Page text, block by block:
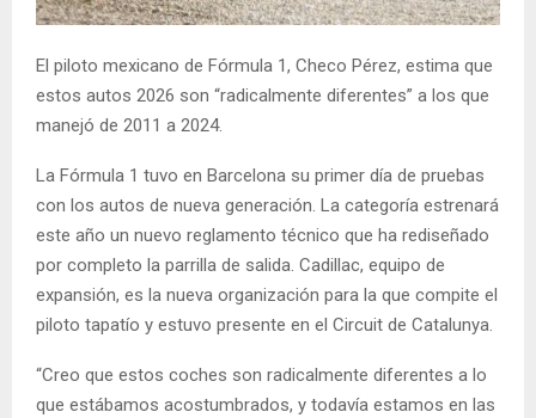
El piloto mexicano de Fórmula 1, Checo Pérez, estima que
estos autos 2026 son “radicalmente diferentes” a los que
manejó de 2011 a 2024.
La Fórmula 1 tuvo en Barcelona su primer día de pruebas
con los autos de nueva generación. La categoría estrenará
este año un nuevo reglamento técnico que ha rediseñado
por completo la parrilla de salida. Cadillac, equipo de
expansión, es la nueva organización para la que compite el
piloto tapatío y estuvo presente en el Circuit de Catalunya.
“Creo que estos coches son radicalmente diferentes a lo
que estábamos acostumbrados, y todavía estamos en las